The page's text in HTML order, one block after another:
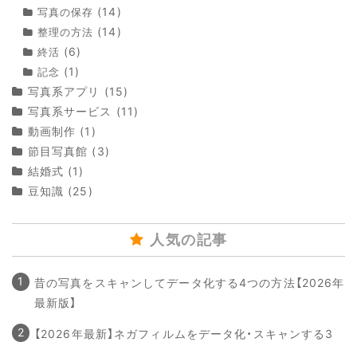
写真の保存 (14)
整理の方法 (14)
終活 (6)
記念 (1)
写真系アプリ
(15)
写真系サービス (11)
動画制作 (1)
節目写真館 (3)
結婚式 (1)
豆知識 (25)
人気の記事
昔の写真をスキャンしてデータ化する4つの方法【2026年
最新版】
【2026年最新】ネガフィルムをデータ化・スキャンする3